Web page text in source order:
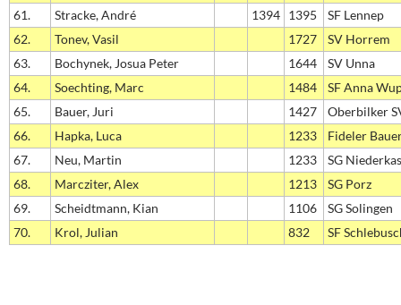
61.
Stracke, André 1394 1395
SF Lennep
62.
Tonev, Vasil 1727
SV Horrem
63.
Bochynek, Josua Peter 1644
SV Unna
64.
Soechting, Marc 1484
SF Anna
65.
Bauer, Juri 1427
Oberbilker
66.
Hapka, Luca 1233
Fideler
67.
Neu, Martin 1233
SG
68.
Marcziter, Alex 1213
SG Porz
69.
Scheidtmann, Kian 1106
SG Solingen
70.
Krol, Julian 832 SF